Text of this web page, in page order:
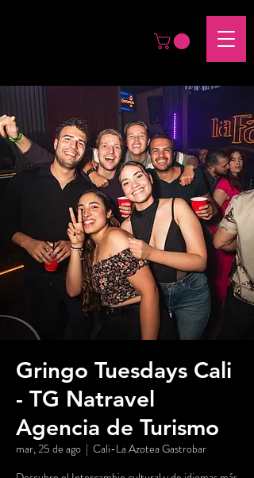
Gringo Tuesdays Cali
- TG Natravel
Agencia de Turismo
mar, 25 de ago
  |
Cali-La Azotea Gastrobar